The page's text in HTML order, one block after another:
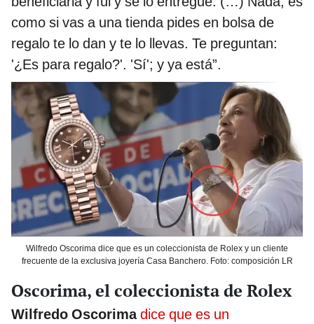
como si vas a una tienda pides en bolsa de
regalo te lo dan y te lo llevas. Te preguntan:
'¿Es para regalo?'. 'Sí'; y ya está”.
Wilfredo Oscorima dice que es un coleccionista de Rolex y un cliente
frecuente de la exclusiva joyería Casa Banchero. Foto: composición LR
Oscorima, el coleccionista de Rolex
Wilfredo Oscorima dice que es un